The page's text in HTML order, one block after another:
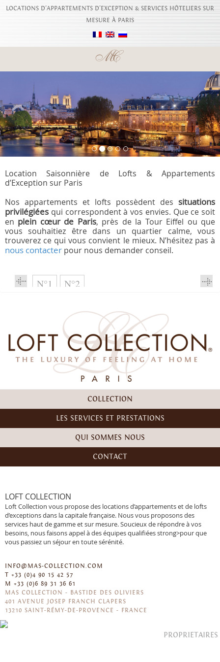
LOCATIONS D'APPARTEMENTS D’EXCEPTION & SERVICES HÔTELIERS SUR
MESURE À PARIS
Location Saisonnière de Lofts & Appartements
d’Exception sur Paris
Nos appartements et lofts possèdent des situations
privilégiées qui correspondent à vos envies. Que ce soit
en plein cœur de Paris, près de la Tour Eiffel ou que
vous souhaitiez être dans un quartier calme, vous
trouverez ce qui vous convient le mieux. N’hésitez pas à
nous contacter pour nous demander conseil.
N°1 N°2
COLLECTION
LES SERVICES ET PRESTATIONS
QUI SOMMES NOUS
CONTACT
LOFT COLLECTION
Loft Collection vous propose des locations d’appartements et de lofts
d’exceptions dans la capitale française. Nous vous proposons des
services haut de gamme et sur mesure. Soucieux de répondre à vos
besoins, nous faisons appel à des équipes qualifiées strong>pour que
vous passiez un séjour en toute sérénité.
INFO@MAS-COLLECTION.COM
T +33 (0)4 90 15 42 57
-M +33 (0)6 89 31 36 61
MAS COLLECTION - BASTIDE DES OLIVIERS
-
401 AVENUE JOSEP FRANCH CLAPERS
-13210 SAINT-RÉMY-DE-PROVENCE - FRANCE
PROPRIETAIRES